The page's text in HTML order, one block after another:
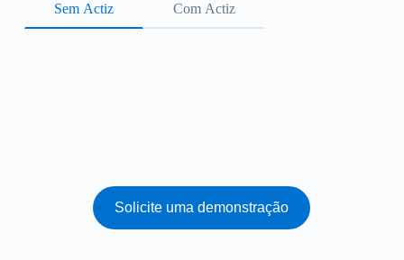
Sem Actiz
Com Actiz
Solicite uma demonstração